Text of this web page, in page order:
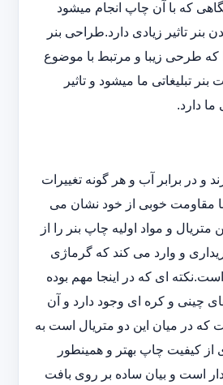
که با آن چاپ انجام میشود
بنر تاثیر زیادی دارد.طراحی بنر
که طرحی زیبا و مرتبط با موضوع
تبلیغاتی ما میشود و تاثیر
ما دارد.
و در برابر آب و هر گونه تغییرات
مقاومت خوبی از خود نشان می
و مواد اولیه چاپ بنر را از
و وارد می کند که گرماژی
بین 8_13 انس است.نکته ای که در اینجا مهم بوده
چینی و کره ای وجود دارد و آن
در میان این دو متریال است به
کیفیت چاپ بهتر و همینطور
است و بیان ساده بر روی بافت